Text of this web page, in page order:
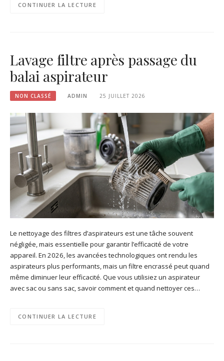
CONTINUER LA LECTURE
Lavage filtre après passage du
balai aspirateur
NON CLASSÉ ADMIN 25 JUILLET 2026
Le nettoyage des filtres d’aspirateurs est une tâche souvent
négligée, mais essentielle pour garantir l’efficacité de votre
appareil. En 2026, les avancées technologiques ont rendu les
aspirateurs plus performants, mais un filtre encrassé peut quand
même diminuer leur efficacité. Que vous utilisiez un aspirateur
avec sac ou sans sac, savoir comment et quand nettoyer ces…
CONTINUER LA LECTURE